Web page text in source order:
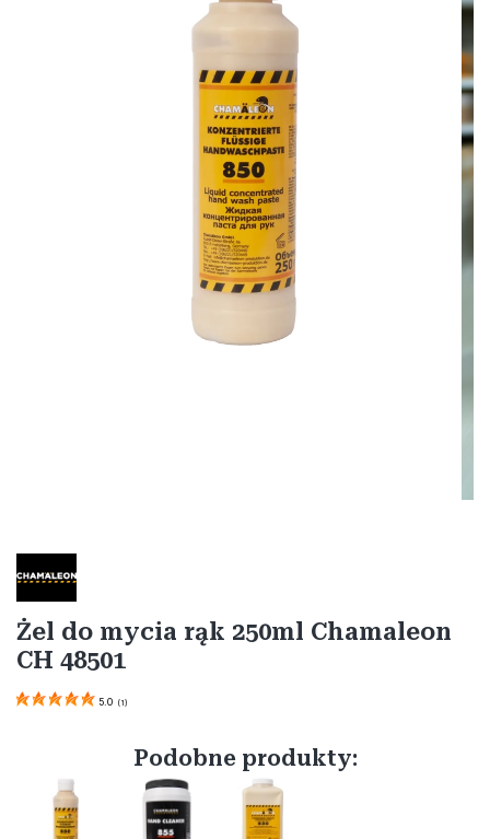
Etykiety
Żel do mycia rąk 250ml Chamaleon
CH 48501
5.0 (1)
Podobne produkty: